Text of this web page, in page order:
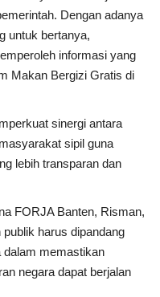
Dengan adanya
untuk bertanya,
informasi yang
Makan Bergizi Gratis di
sinergi antara
sipil guna
lebih transparan dan
FORJA Banten, Risman,
harus dipandang
dalam memastikan
negara dapat berjalan